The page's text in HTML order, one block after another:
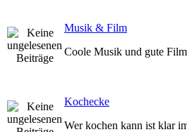
Musik & Film
Coole Musik und gute
Kochecke
Wer kochen kann ist klar